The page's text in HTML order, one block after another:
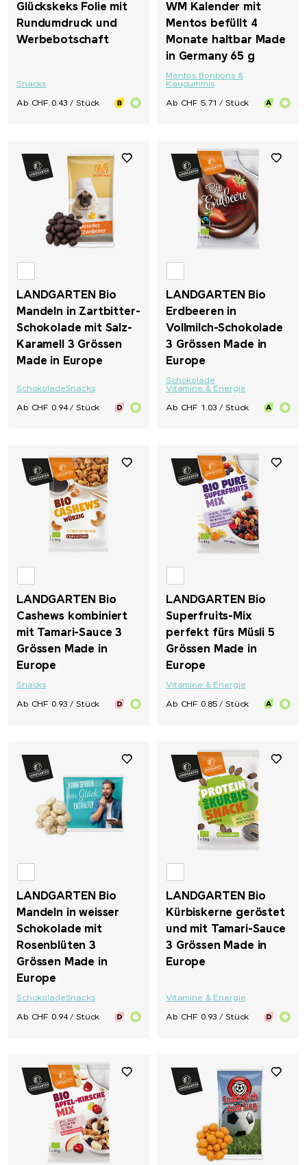
Glückskeks Folie mit
Rundumdruck und
Werbebotschaft
Snacks
Ab CHF 0.43 / Stück
WM Kalender mit
Mentos befüllt 4
Monate haltbar Made
in Germany 65 g
Mentos Bonbons &
Kaugummis
Ab CHF 5.71 / Stück
LANDGARTEN Bio
Mandeln in Zartbitter-
Schokolade mit Salz-
Karamell 3 Grössen
Made in Europe
SchokoladeSnacks
Ab CHF 0.94 / Stück
LANDGARTEN Bio
Erdbeeren in
Vollmilch-Schokolade
3 Grössen Made in
Europe
Schokolade
Vitamine & Energie
Ab CHF 1.03 / Stück
LANDGARTEN Bio
Cashews kombiniert
mit Tamari-Sauce 3
Grössen Made in
Europe
Snacks
Ab CHF 0.93 / Stück
LANDGARTEN Bio
Superfruits-Mix
perfekt fürs Müsli 5
Grössen Made in
Europe
Vitamine & Energie
Ab CHF 0.85 / Stück
LANDGARTEN Bio
Mandeln in weisser
Schokolade mit
Rosenblüten 3
Grössen Made in
Europe
SchokoladeSnacks
Ab CHF 0.94 / Stück
LANDGARTEN Bio
Kürbiskerne geröstet
und mit Tamari-Sauce
3 Grössen Made in
Europe
Vitamine & Energie
Ab CHF 0.93 / Stück